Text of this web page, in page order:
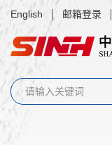
English 邮箱登录